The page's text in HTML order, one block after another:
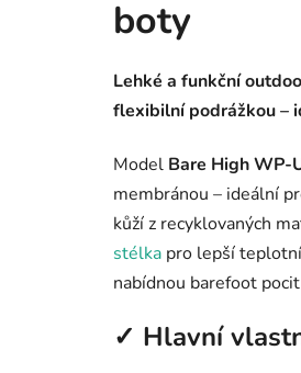
boty
Lehké a funkční
flexibilní podrážkou –
Model Bare High WP-
membránou – ideální
kůží z recyklovaných
stélka pro lepší
nabídnou barefoot
✓ Hlavní